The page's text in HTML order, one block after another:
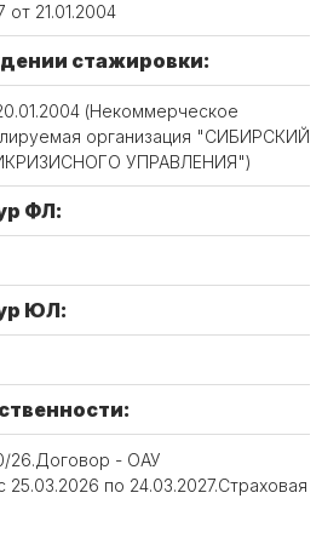
21.01.2004
стажировки:
(Некоммерческое
организация "СИБИРСКИЙ
УПРАВЛЕНИЯ")
ФЛ:
ЮЛ:
26.Договор - ОАУ
по 24.03.2027.Страховая